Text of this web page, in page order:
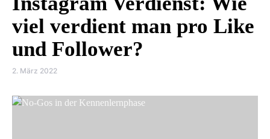
viel verdient man pro Like
und Follower?
2. März 2022